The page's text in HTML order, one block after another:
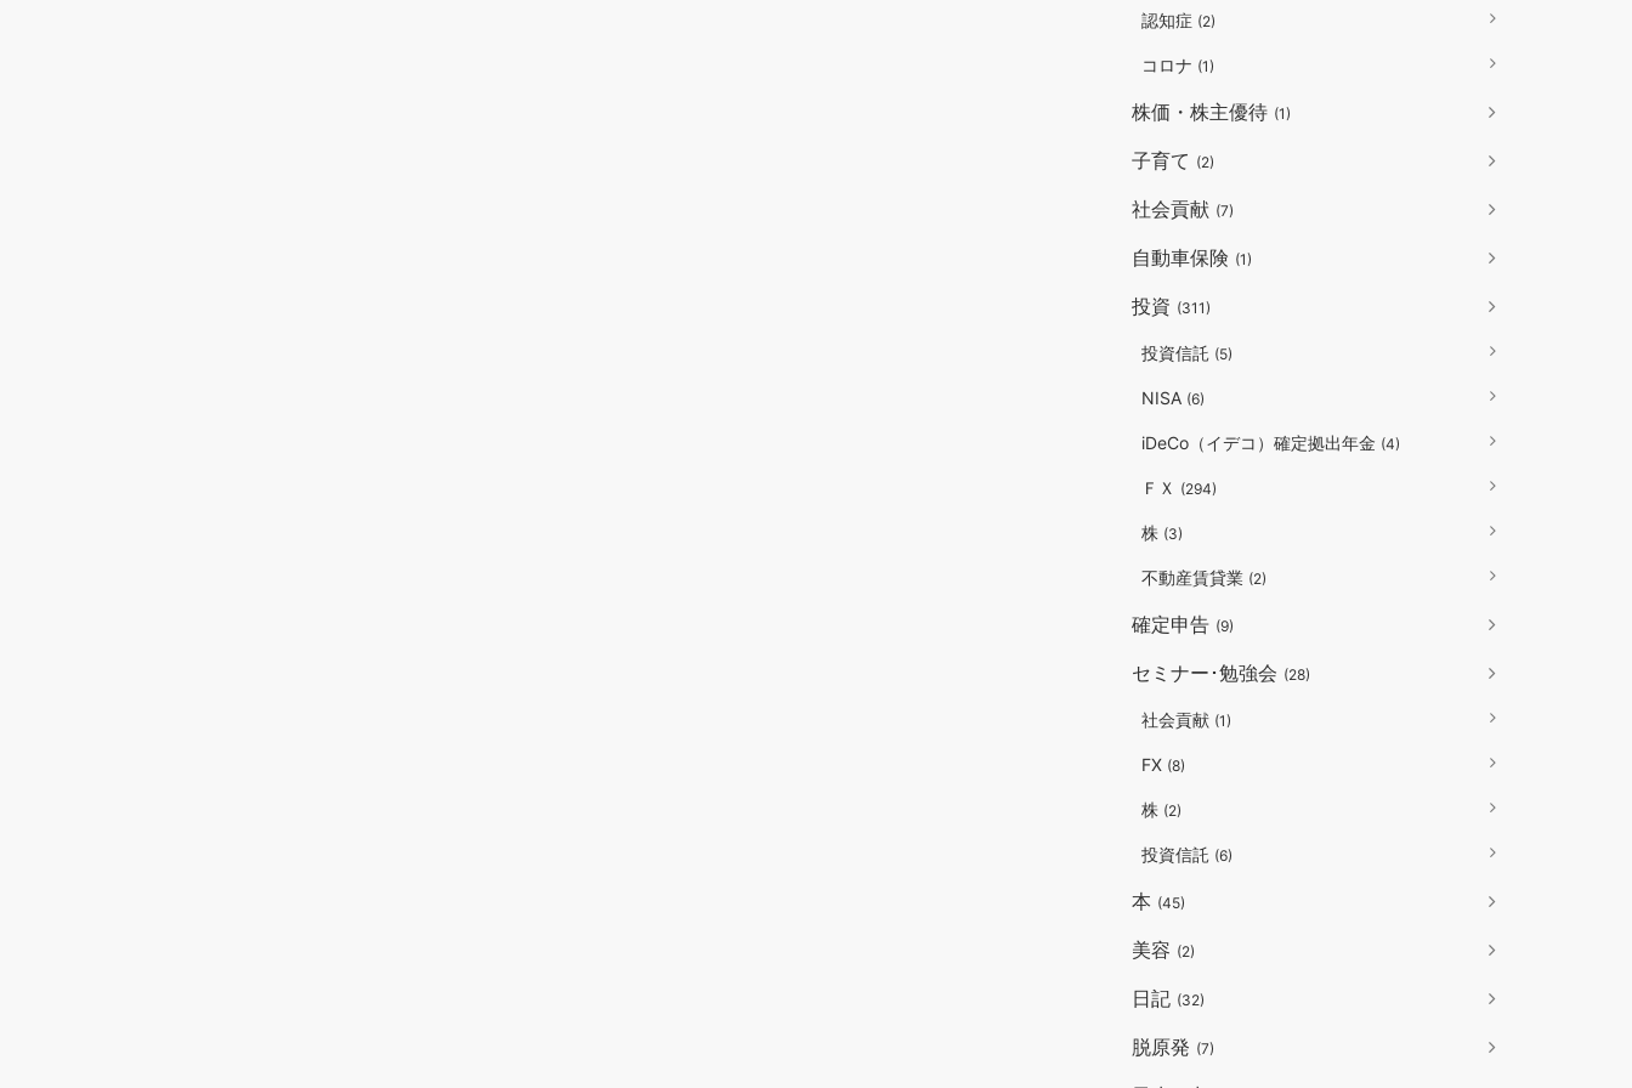
認知症 (2)
コロナ (1)
株価・株主優待 (1)
子育て (2)
社会貢献 (7)
自動車保険 (1)
投資 (311)
投資信託 (5)
NISA (6)
iDeCo（イデコ）確定拠出年金 (4)
ＦＸ (294)
株 (3)
不動産賃貸業 (2)
確定申告 (9)
セミナー･勉強会 (28)
社会貢献 (1)
FX (8)
株 (2)
投資信託 (6)
本 (45)
美容 (2)
日記 (32)
脱原発 (7)